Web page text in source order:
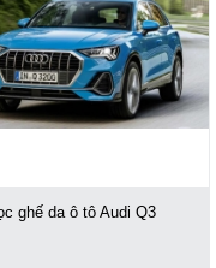
ghế da ô tô Audi Q3